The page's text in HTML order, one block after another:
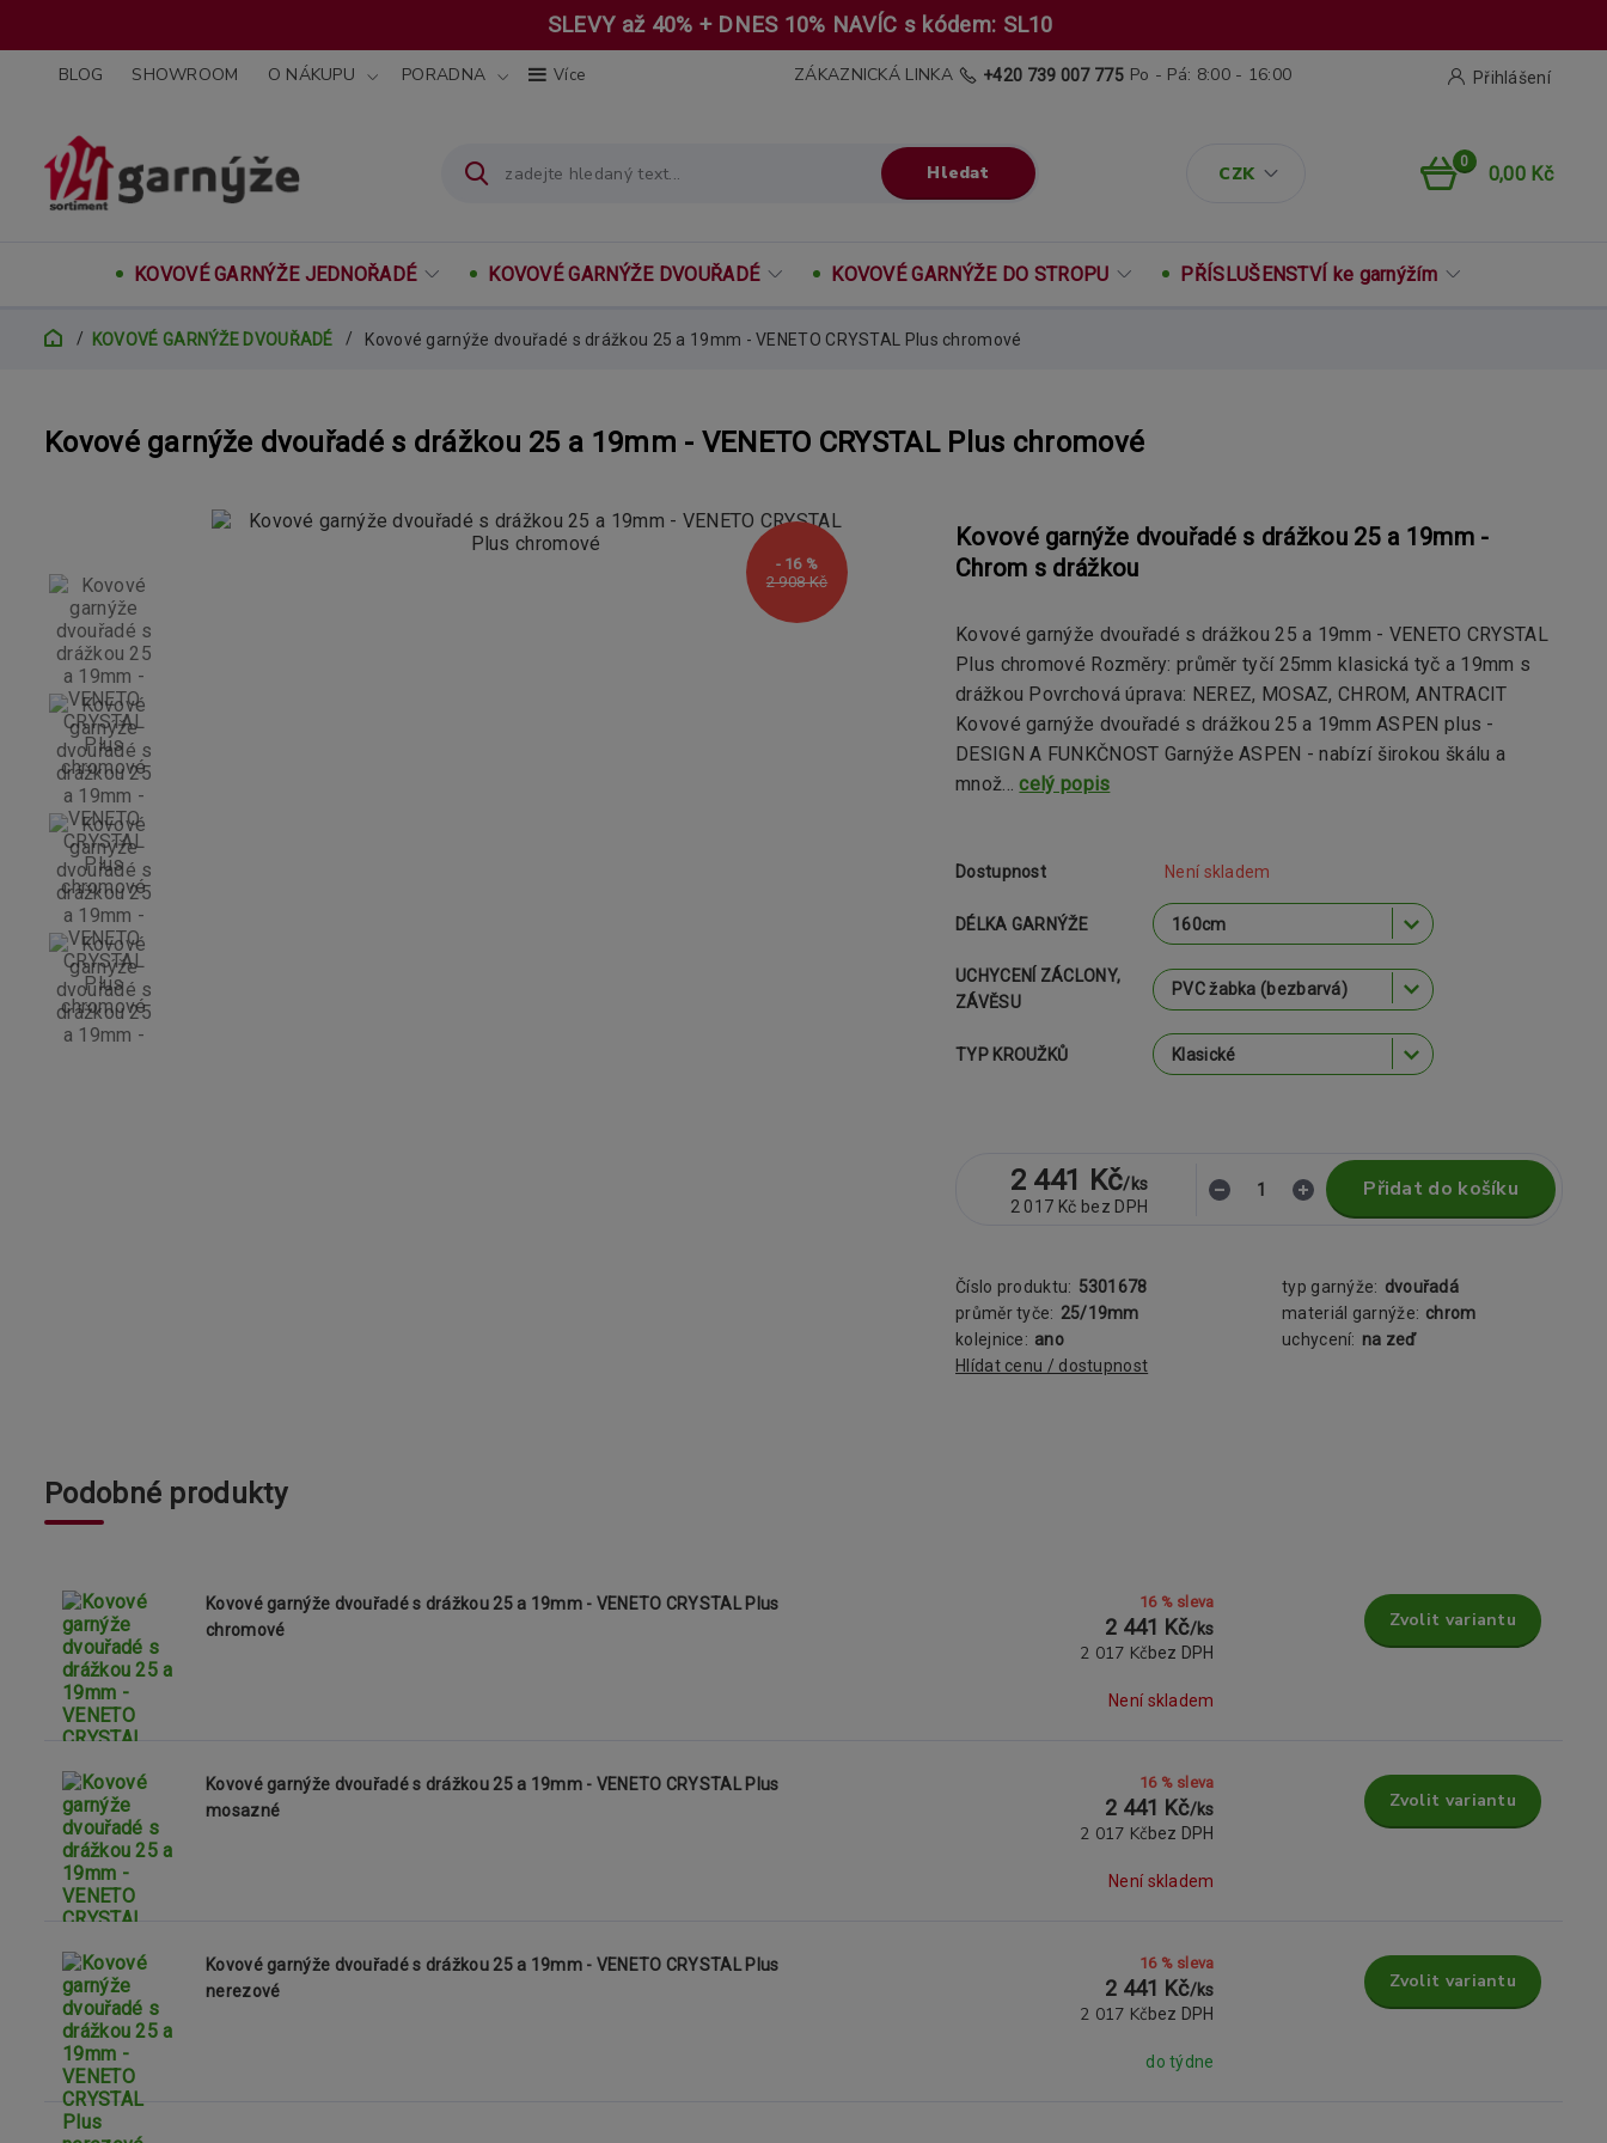
SLEVY až 40% + DNES 10% NAVÍC s kódem: SL10
BLOG SHOWROOM O NÁKUPU PORADNA Více
CZK
Přihlášení
Hledat
ZÁKAZNICKÁ LINKA +420 739 007 775 Po - Pá: 8:00 - 16:00
0
0,00 Kč
KOVOVÉ GARNÝŽE JEDNOŘADÉ KOVOVÉ GARNÝŽE DVOUŘADÉ KOVOVÉ GARNÝŽE DO STROPU PŘÍSLUŠENSTVÍ ke garnýžím
KOVOVÉ GARNÝŽE DVOUŘADÉ Kovové garnýže dvouřadé s drážkou 25 a 19mm - VENETO CRYSTAL Plus chromové
Kovové garnýže dvouřadé s drážkou 25 a 19mm - VENETO CRYSTAL Plus chromové
2 908 Kč
- 16 %
Kovové garnýže dvouřadé s drážkou 25 a 19mm -
Chrom s drážkou
Kovové garnýže dvouřadé s drážkou 25 a 19mm - VENETO CRYSTAL
Plus chromové Rozměry: průměr tyčí 25mm klasická tyč a 19mm s
drážkou Povrchová úprava: NEREZ, MOSAZ, CHROM, ANTRACIT
Kovové garnýže dvouřadé s drážkou 25 a 19mm ASPEN plus -
DESIGN A FUNKČNOST Garnýže ASPEN - nabízí širokou škálu a
množ...celý popis
Dostupnost Není skladem
DÉLKA GARNÝŽE
UCHYCENÍ ZÁCLONY,
ZÁVĚSU
TYP KROUŽKŮ
2 441 Kč/ks
2 017 Kč bez DPH
Přidat do košíku
Číslo produktu: 5301678 typ garnýže: dvouřadá
průměr tyče: 25/19mm materiál garnýže: chrom
kolejnice: ano uchycení: na zeď
Hlídat cenu / dostupnost
Podobné produkty
Kovové garnýže dvouřadé s drážkou 25 a 19mm - VENETO CRYSTAL Plus
chromové
16 % sleva
2 441 Kč/ks
2 017 Kčbez DPH
Není skladem
Zvolit variantu
Kovové garnýže dvouřadé s drážkou 25 a 19mm - VENETO CRYSTAL Plus
mosazné
16 % sleva
2 441 Kč/ks
2 017 Kčbez DPH
Není skladem
Zvolit variantu
Kovové garnýže dvouřadé s drážkou 25 a 19mm - VENETO CRYSTAL Plus
nerezové
16 % sleva
2 441 Kč/ks
2 017 Kčbez DPH
do týdne
Zvolit variantu